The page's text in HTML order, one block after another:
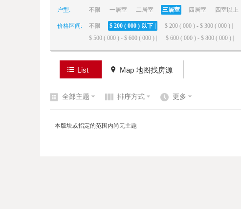
户型: 不限 一居室 二居室 三居室 四居室 四室以上
价格区间: 不限 $ 200 ( 000 ) 以下 | $ 200 ( 000 ) - $ 300 ( 000 ) |
$ 500 ( 000 ) - $ 600 ( 000 ) |
$ 600 ( 000 ) - $ 800 ( 000 ) |
List Map 地图找房源
全部主题 排序方式 更多
本版块或指定的范围内尚无主题